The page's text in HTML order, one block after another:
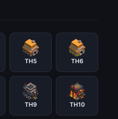
TH5 TH6
TH9 TH10